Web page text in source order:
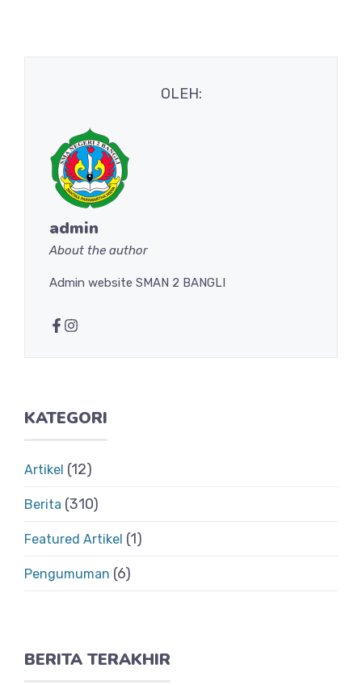
OLEH:
admin
About the author
Admin website SMAN 2 BANGLI
KATEGORI
Artikel (12)
Berita (310)
Featured Artikel (1)
Pengumuman (6)
BERITA TERAKHIR